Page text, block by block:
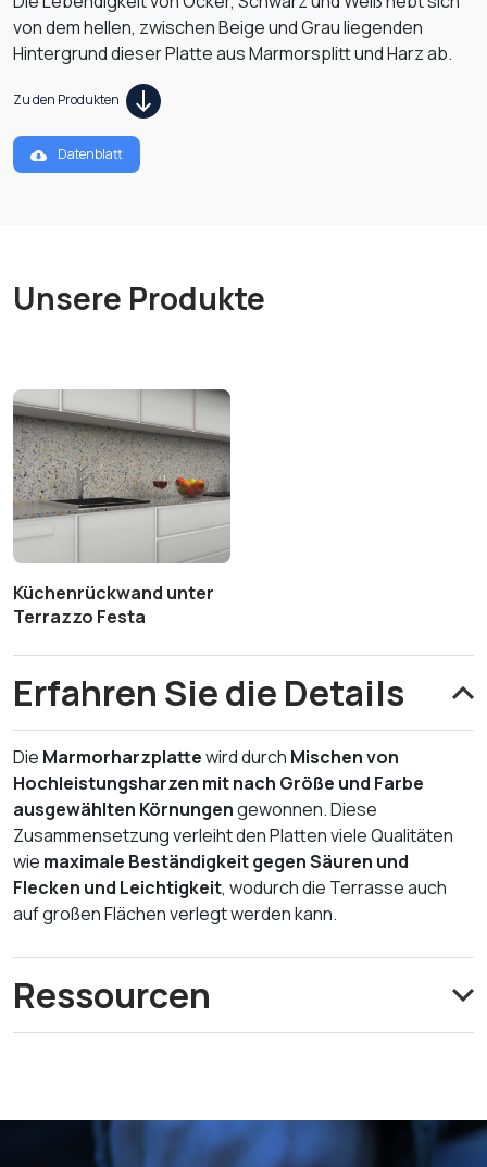
von dem hellen, zwischen Beige und Grau liegenden
Hintergrund dieser Platte aus Marmorsplitt und Harz ab.
Zu den Produkten
Datenblatt
Unsere Produkte
Küchenrückwand unter
Terrazzo Festa
Erfahren Sie die Details
Die Marmorharzplattewird durch Mischen von
Hochleistungsharzen mit nach Größe und Farbe
ausgewählten Körnungengewonnen. Diese
Zusammensetzung verleiht den Platten viele Qualitäten
wie maximale Beständigkeit gegen Säuren und
Flecken und Leichtigkeit, wodurch die Terrasse auch
auf großen Flächen verlegt werden kann.
Ressourcen